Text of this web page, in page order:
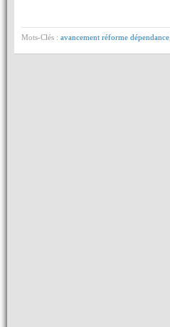
Mots-Clés : avancement réforme dépendance